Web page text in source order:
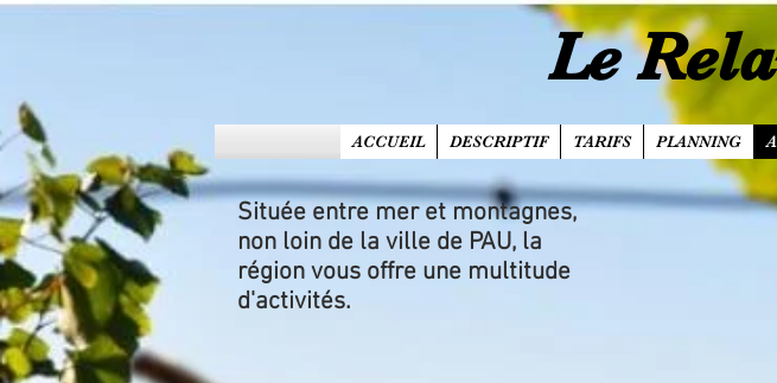
Le
ACCUEIL DESCRIPTIF TARIFS PLANNING
Située entre mer et montagnes,
non loin de la ville de PAU, la
région vous offre une multitude
d'activités.